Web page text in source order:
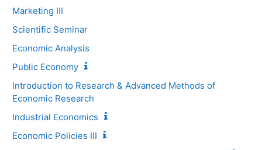
Marketing III
Scientific Seminar
Economic Analysis
Public Economy
Introduction to Research & Advanced Methods of
Economic Research
Industrial Economics
Economiс Policies III